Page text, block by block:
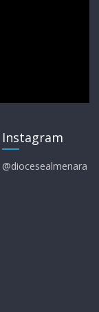
Instagram
@diocesealmenara